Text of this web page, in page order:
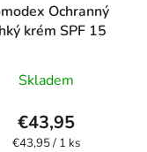
Ochranný
krém SPF 15
hodnotenie
produktu
je
Skladem
€43,95
Jednotková
€43,95 / 1 ks